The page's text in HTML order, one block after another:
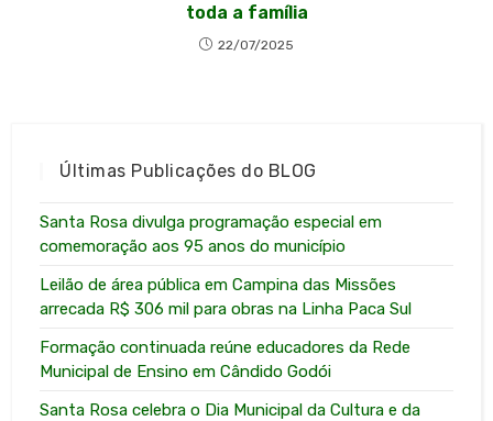
toda a família
22/07/2025
Últimas Publicações do BLOG
Santa Rosa divulga programação especial em
comemoração aos 95 anos do município
Leilão de área pública em Campina das Missões
arrecada R$ 306 mil para obras na Linha Paca Sul
Formação continuada reúne educadores da Rede
Municipal de Ensino em Cândido Godói
Santa Rosa celebra o Dia Municipal da Cultura e da